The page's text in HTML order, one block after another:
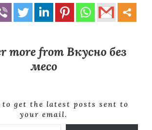
more from Вкусно без
месо
to get the latest posts sent to
your email.